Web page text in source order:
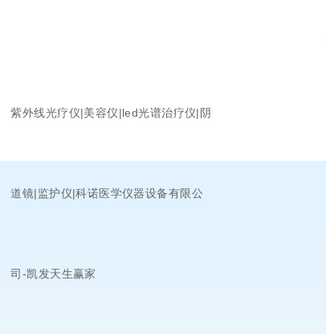
紫外线光疗仪|美容仪|led光谱治疗仪|阴
道镜|监护仪|科诺医学仪器设备有限公
司-凯发天生赢家